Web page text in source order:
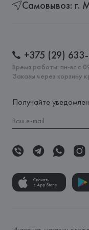
Самовывоз: г.
+375 (29)
Время работы: пн-вс с
Заказы через корзину
Получайте
Скачать
в App Store